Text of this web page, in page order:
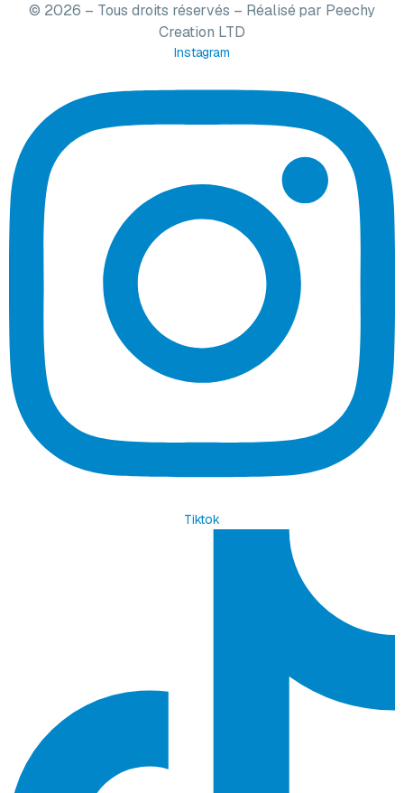
© 2026 – Tous droits réservés – Réalisé par Peechy
Creation LTD
Instagram
Tiktok